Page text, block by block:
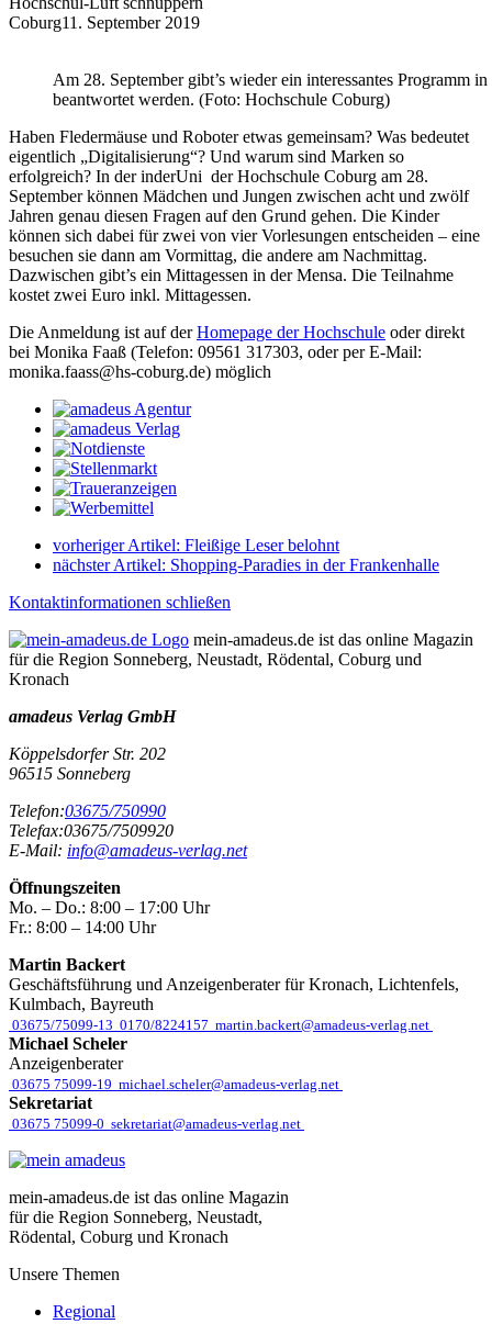
Coburg11. September 2019
Am 28. September gibt’s wieder ein interessantes Programm
beantwortet werden. (Foto: Hochschule Coburg)
Haben Fledermäuse und Roboter etwas gemeinsam? Was bedeutet
eigentlich „Digitalisierung“? Und warum sind Marken so
erfolgreich? In der inderUni der Hochschule Coburg am 28.
September können Mädchen und Jungen zwischen acht und zwölf
Jahren genau diesen Fragen auf den Grund gehen. Die Kinder
können sich dabei für zwei von vier Vorlesungen entscheiden – eine
besuchen sie dann am Vormittag, die andere am Nachmittag.
Dazwischen gibt’s ein Mittagessen in der Mensa. Die Teilnahme
kostet zwei Euro inkl. Mittagessen.
Die Anmeldung ist auf derHomepage der Hochschule oder direkt
bei Monika Faaß (Telefon: 09561 317303, oder per E-Mail:
monika.faass@hs-coburg.de) möglich
vorheriger Artikel: Fleißige Leser belohnt
nächster Artikel: Shopping-Paradies in der Frankenhalle
Kontaktinformationen schließen
mein-amadeus.de ist das online Magazin
für die Region Sonneberg, Neustadt, Rödental, Coburg und
Kronach
amadeus Verlag GmbH
Köppelsdorfer Str. 202
96515 Sonneberg
Telefon:03675/750990
Telefax:03675/7509920
E-Mail: info@amadeus-verlag.net
Öffnungszeiten
Mo. – Do.: 8:00 – 17:00 Uhr
Fr.: 8:00 – 14:00 Uhr
Martin Backert
Geschäftsführung und Anzeigenberater für Kronach, Lichtenfels,
Kulmbach, Bayreuth
03675/75099-13 0170/8224157 martin.backert@amadeus-verlag.net
Michael Scheler
Anzeigenberater
03675 75099-19 michael.scheler@amadeus-verlag.net
Sekretariat
03675 75099-0 sekretariat@amadeus-verlag.net
mein-amadeus.de ist das online Magazin
für die Region Sonneberg, Neustadt,
Rödental, Coburg und Kronach
Unsere Themen
Regional